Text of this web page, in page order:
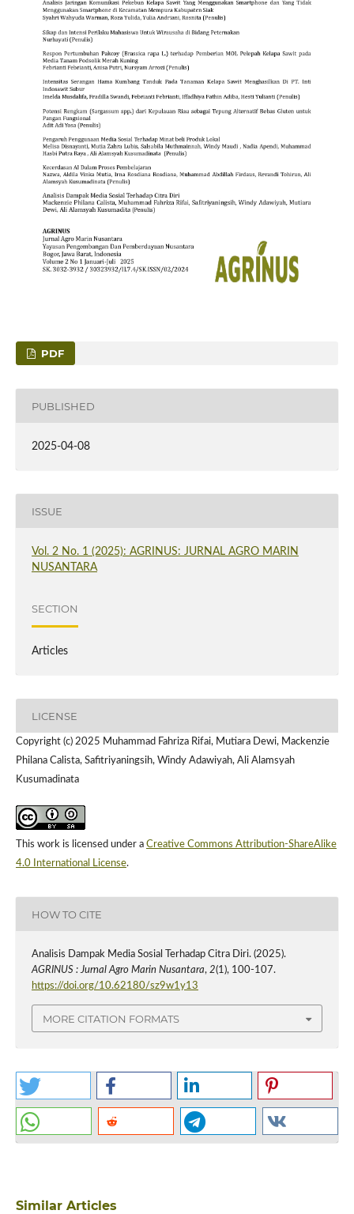
PDF
PUBLISHED
2025-04-08
ISSUE
Vol. 2 No. 1 (2025): AGRINUS: JURNAL AGRO MARIN
NUSANTARA
SECTION
Articles
LICENSE
Copyright (c) 2025 Muhammad Fahriza Rifai, Mutiara Dewi, Mackenzie
Philana Calista, Safitriyaningsih, Windy Adawiyah, Ali Alamsyah
Kusumadinata
This work is licensed under a Creative Commons Attribution-ShareAlike
4.0 International License.
HOW TO CITE
Analisis Dampak Media Sosial Terhadap Citra Diri. (2025).
AGRINUS : Jurnal Agro Marin Nusantara, 2(1), 100-107.
https://doi.org/10.62180/sz9w1y13
MORE CITATION FORMATS
Similar Articles